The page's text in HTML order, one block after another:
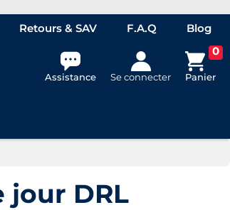
Retours & SAV F.A.Q Blog
Assistance Se connecter
0
Panier
jour DRL